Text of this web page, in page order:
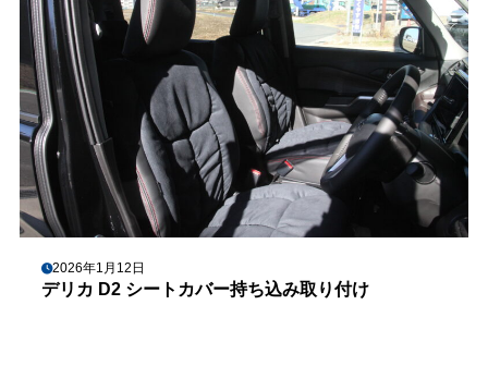
2026年1月12日
デリカ D2 シートカバー持ち込み取り付け